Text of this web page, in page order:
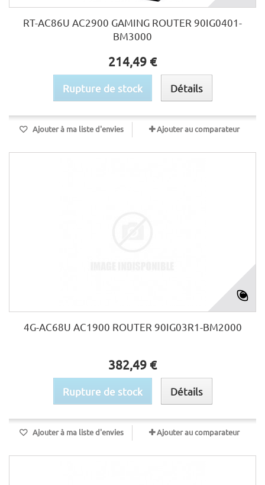
RT-AC86U AC2900 GAMING ROUTER 90IG0401-
BM3000
214,49 €
Rupture de stock Détails
Ajouter à ma liste d'envies Ajouter au comparateur
4G-AC68U AC1900 ROUTER 90IG03R1-BM2000
382,49 €
Rupture de stock Détails
Ajouter à ma liste d'envies Ajouter au comparateur